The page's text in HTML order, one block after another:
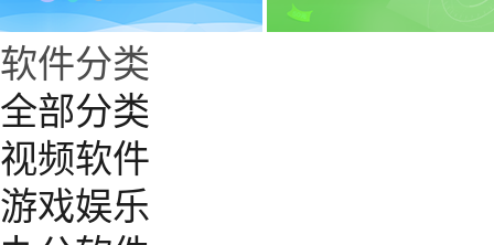
软件分类
全部分类
视频软件
游戏娱乐